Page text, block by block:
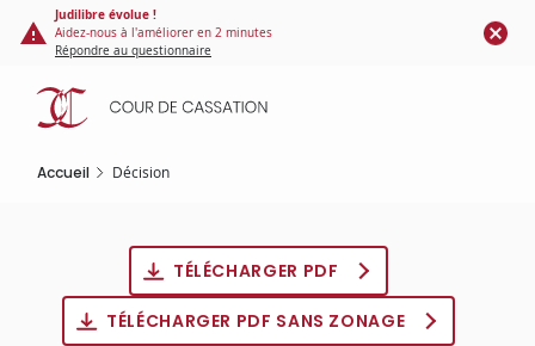
Panneau de gestion des cookies
contenu
principal
Judilibre évolue !
Aidez-nous à l'améliorer en 2 minutes
Répondre au questionnaire
Accueil Décision
TÉLÉCHARGER PDF
TÉLÉCHARGER PDF SANS ZONAGE